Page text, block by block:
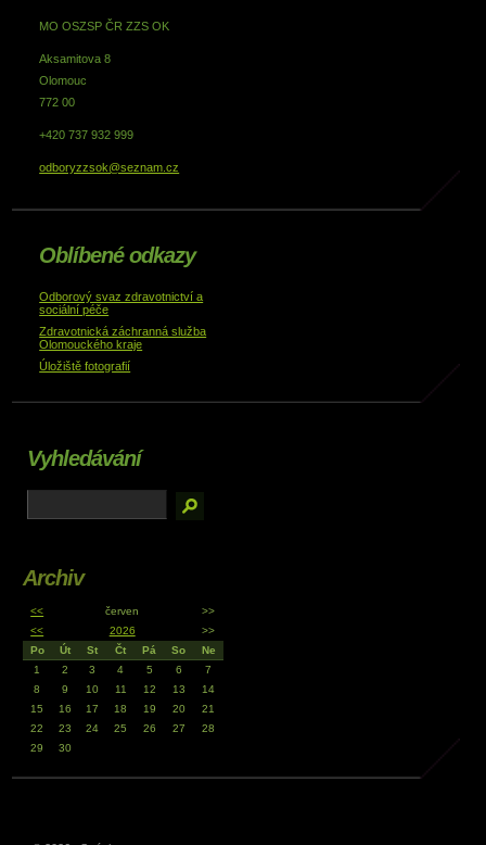
MO OSZSP ČR ZZS OK
Aksamitova 8
Olomouc
772 00
+420 737 932 999
odboryzzsok@seznam.cz
Oblíbené odkazy
Odborový svaz zdravotnictví a
sociální péče
Zdravotnická záchranná služba
Olomouckého kraje
Úložiště fotografií
Vyhledávání
Archiv
<< červen
>>
<<
2026
>>
Po
Út St Čt Pá So
Ne
1
2 3 4 5 6
7
8
9 10 11 12 13
14
15
16 17 18 19 20
21
22
23 24 25 26 27
28
29
30